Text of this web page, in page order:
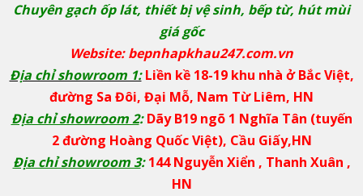
Chuyên gạch ốp lát, thiết bị vệ sinh, bếp từ, hút mùi
giá gốc
Website: bepnhapkhau247.com.vn
Địa chỉ showroom 1: Liền kề 18-19 khu nhà ở Bắc Việt,
đường Sa Đôi, Đại Mỗ, Nam Từ Liêm, HN
Địa chỉ showroom 2:Dãy B19 ngõ 1 Nghĩa Tân (tuyến
2 đường Hoàng Quốc Việt), Cầu Giấy,HN
Địa chỉ showroom 3:144 Nguyễn Xiển , Thanh Xuân ,
HN